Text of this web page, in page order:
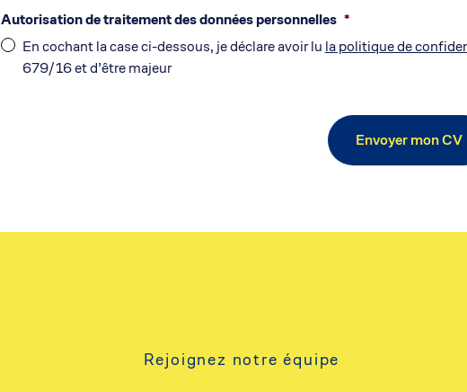
Autorisation de traitement des données personnelles *
En cochant la case ci-dessous, je déclare avoir lu la politique de
679/16 et d’être majeur
Rejoignez notre équipe